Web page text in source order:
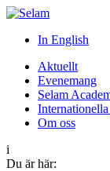
In English
Aktuellt
Evenemang
Selam
Om oss
i
Du är här: